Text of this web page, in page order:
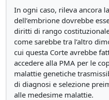
In ogni caso, rileva ancora
dell’embrione dovrebbe
diritti di rango
come sarebbe tra l’altro
cui questa Corte avrebbe
accedere alla PMA per le
malattie genetiche
di diagnosi e selezione
alle medesime malattie.